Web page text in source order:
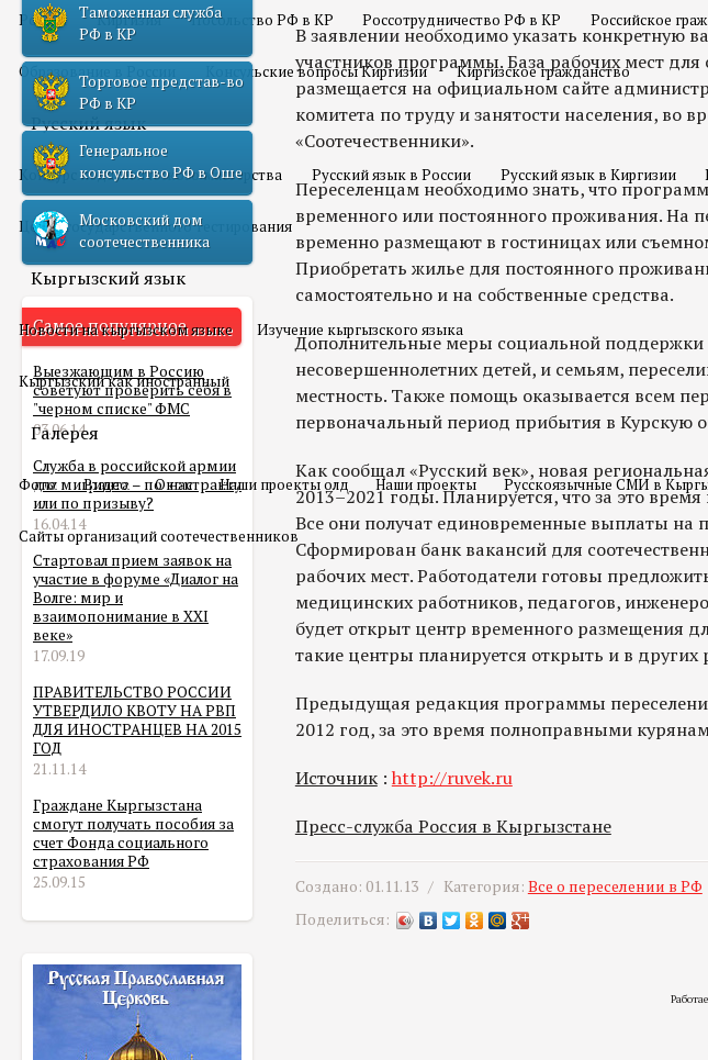
Россия Киргизия Посольство РФ в КР Россотрудничество РФ в КР Российское
Образование в России Консульские вопросы Киргизии Киргизское гражданство
Русский язык
Конкурс педагогического мастерства Русский язык в России Русский язык в Киргизии
Центр государственного тестирования
Кыргызский язык
Новости на кыргызском языке Изучение кыргызского языка
Кыргызский как иностранный
Галерея
Фото Видео О нас Наши проекты олд Наши проекты Русскоязычные СМИ в
Сайты организаций соотечественников
Таможенная служба
РФ в КР
Торговое представ-во
РФ в КР
Генеральное
консульство РФ в Оше
Московский дом
соотечественника
Самое популярное
Выезжающим в Россию
советуют проверить себя в
"черном списке" ФМС
03.06.14
Служба в российской армии
для мигранта – по контракту
или по призыву?
16.04.14
Стартовал прием заявок на
участие в форуме «Диалог на
Волге: мир и
взаимопонимание в XXI
веке»
17.09.19
ПРАВИТЕЛЬСТВО РОССИИ
УТВЕРДИЛО КВОТУ НА РВП
ДЛЯ ИНОСТРАНЦЕВ НА 2015
ГОД
21.11.14
Граждане Кыргызстана
смогут получать пособия за
счет Фонда социального
страхования РФ
25.09.15
В заявлении необходимо указать конкретную
участников программы. База рабочих мест
размещается на официальном сайте
комитета по труду и занятости населения,
«Соотечественники».
Переселенцам необходимо знать, что
временного или постоянного проживания. На
временно размещают в гостиницах или
Приобретать жилье для постоянного
самостоятельно и на собственные средства.
Дополнительные меры социальной
несовершеннолетних детей, и семьям,
местность. Также помощь оказывается всем
первоначальный период прибытия в Курскую
Как сообщал «Русский век», новая
2013–2021 годы. Планируется, что за это
Все они получат единовременные выплаты на
Сформирован банк вакансий для
рабочих мест. Работодатели готовы
медицинских работников, педагогов,
будет открыт центр временного размещения
такие центры планируется открыть и в других
Предыдущая редакция программы
2012 год, за это время полноправными
Источник: http://ruvek.ru
Пресс-служба Россия в Кыргызстане
Создано: 01.11.13 / Категория: Все о переселении в РФ
Поделиться: